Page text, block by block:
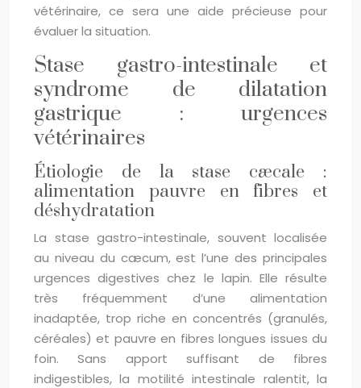
vétérinaire, ce sera une aide précieuse pour
évaluer la situation.
Stase gastro-intestinale et
syndrome de dilatation
gastrique : urgences
vétérinaires
Étiologie de la stase cæcale :
alimentation pauvre en fibres et
déshydratation
La stase gastro-intestinale, souvent localisée
au niveau du cæcum, est l’une des principales
urgences digestives chez le lapin. Elle résulte
très fréquemment d’une alimentation
inadaptée, trop riche en concentrés (granulés,
céréales) et pauvre en fibres longues issues du
foin. Sans apport suffisant de fibres
indigestibles, la motilité intestinale ralentit, la